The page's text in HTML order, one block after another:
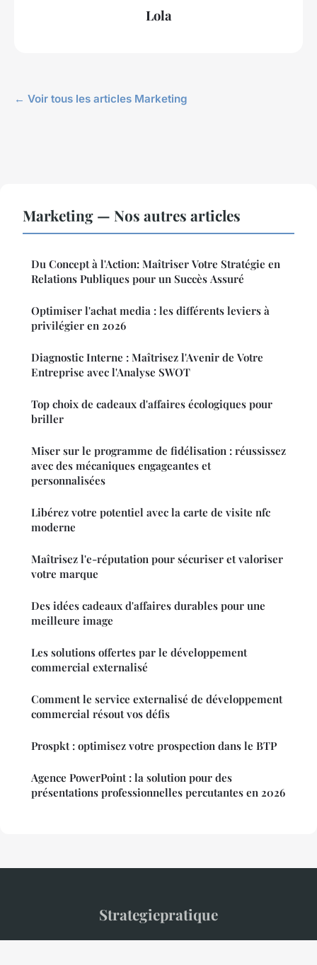
Lola
← Voir tous les articles Marketing
Marketing — Nos autres articles
Du Concept à l'Action: Maîtriser Votre Stratégie en
Relations Publiques pour un Succès Assuré
Optimiser l'achat media : les différents leviers à
privilégier en 2026
Diagnostic Interne : Maîtrisez l'Avenir de Votre
Entreprise avec l'Analyse SWOT
Top choix de cadeaux d'affaires écologiques pour
briller
Miser sur le programme de fidélisation : réussissez
avec des mécaniques engageantes et
personnalisées
Libérez votre potentiel avec la carte de visite nfc
moderne
Maîtrisez l'e-réputation pour sécuriser et valoriser
votre marque
Des idées cadeaux d'affaires durables pour une
meilleure image
Les solutions offertes par le développement
commercial externalisé
Comment le service externalisé de développement
commercial résout vos défis
Prospkt : optimisez votre prospection dans le BTP
Agence PowerPoint : la solution pour des
présentations professionnelles percutantes en 2026
Strategiepratique